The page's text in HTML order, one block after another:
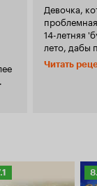
Девочка,
14-летняя
лето, дабы
деревне
даже
Читать